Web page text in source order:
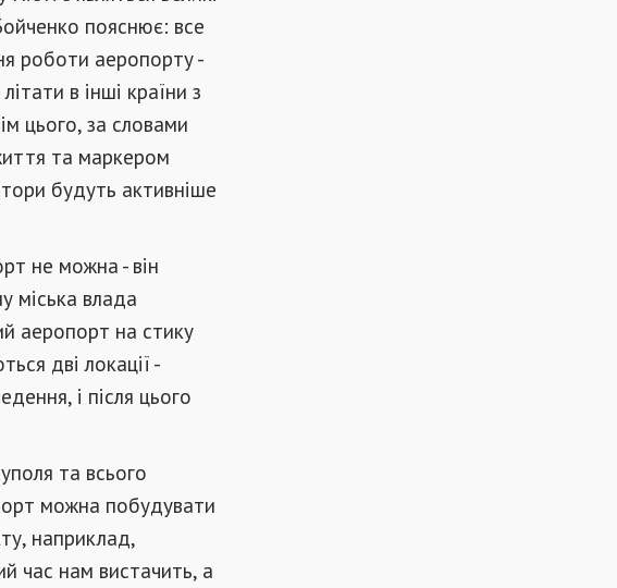
пояснює: все
роботи аеропорту -
в інші країни з
цього, за словами
та маркером
будуть активніше
не можна - він
міська влада
аеропорт на стику
дві локації -
і після цього
та всього
можна побудувати
наприклад,
час нам вистачить, а